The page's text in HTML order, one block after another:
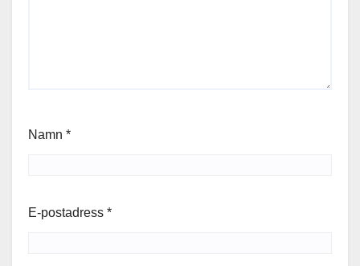
Namn *
E-postadress *